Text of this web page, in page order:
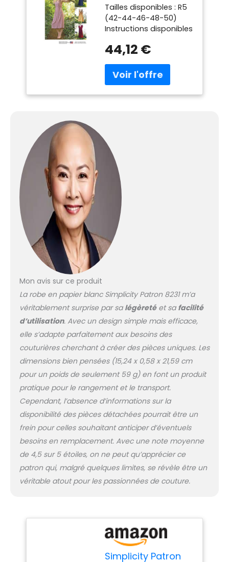
Blanc 22 x 15 x 1 cm
Tailles disponibles : R5
(42-44-46-48-50)
Instructions disponibles
français Fabriqué aux
44,12 €
Mon avis sur ce produit
La robe en papier blanc Simplicity Patron 8231 m’a
véritablement surprise par sa légèretéet sa facilité
d’utilisation. Avec un design simple mais efficace,
elle s’adapte parfaitement aux besoins des
couturières cherchant à créer des pièces uniques. Les
dimensions bien pensées (15,24 x 0,58 x 21,59 cm
pour un poids de seulement 59 g) en font un produit
pratique pour le rangement et le transport.
Cependant, l’absence d’informations sur la
disponibilité des pièces détachées pourrait être un
frein pour celles souhaitant anticiper d’éventuels
besoins en remplacement. Avec une note moyenne
de 4,5 sur 5 étoiles, on ne peut qu’apprécier ce
patron qui, malgré quelques limites, se révèle être un
véritable atout pour les passionnées de couture.
Simplicity Patron